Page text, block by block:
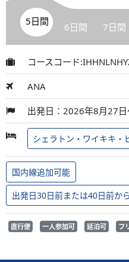
5日間 6日間 7日間
コースコード
ANA
出発日：2026年8月27
シェラトン・ワイキキ・
国内線追加可能
出発日30日前または40日前か
直行便 一人参加可 延泊可 フ